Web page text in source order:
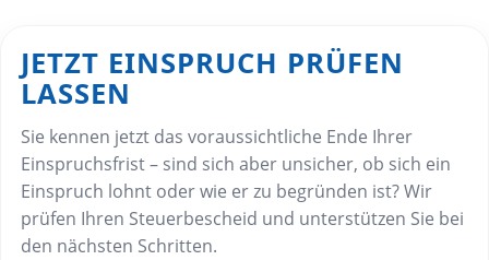
JETZT EINSPRUCH PRÜFEN
LASSEN
Sie kennen jetzt das voraussichtliche Ende Ihrer
Einspruchsfrist – sind sich aber unsicher, ob sich ein
Einspruch lohnt oder wie er zu begründen ist? Wir
prüfen Ihren Steuerbescheid und unterstützen Sie bei
den nächsten Schritten.